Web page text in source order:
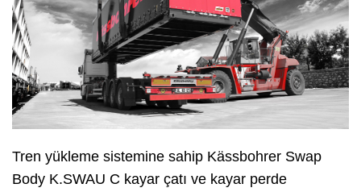
Tren yükleme sistemine sahip Kässbohrer Swap
Body K.SWAU C kayar çatı ve kayar perde